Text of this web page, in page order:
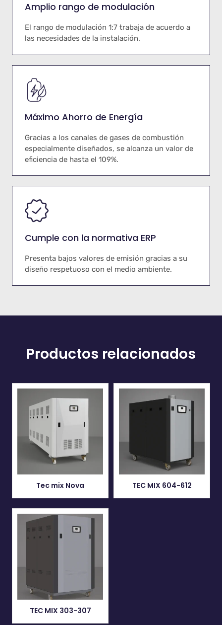
Amplio rango de modulación
El rango de modulación 1:7 trabaja de acuerdo a
las necesidades de la instalación.
Máximo Ahorro de Energía
Gracias a los canales de gases de combustión
especialmente diseñados, se alcanza un valor de
eficiencia de hasta el 109%.
Cumple con la normativa ERP
Presenta bajos valores de emisión gracias a su
diseño respetuoso con el medio ambiente.
Productos relacionados
Tec mix Nova TEC MIX 604-612
TEC MIX 303-307